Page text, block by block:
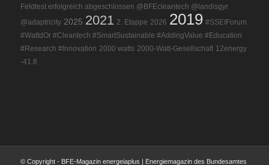
Feldtest erfolgreich abgeschlossen @BFEcleantech @landisgyr
@adaptricity 2025 2021 2. Etappe 2026 2019 #SSEIForum
#WattdOr #Cleantech #SmartSustainable #AddingValue #Education
#Research #Innovation 2000 watts 2000-Watt-Gesellschaft 12energy
-41.8
© Copyright - BFE-Magazin energeiaplus | Energiemagazin des Bundesamtes